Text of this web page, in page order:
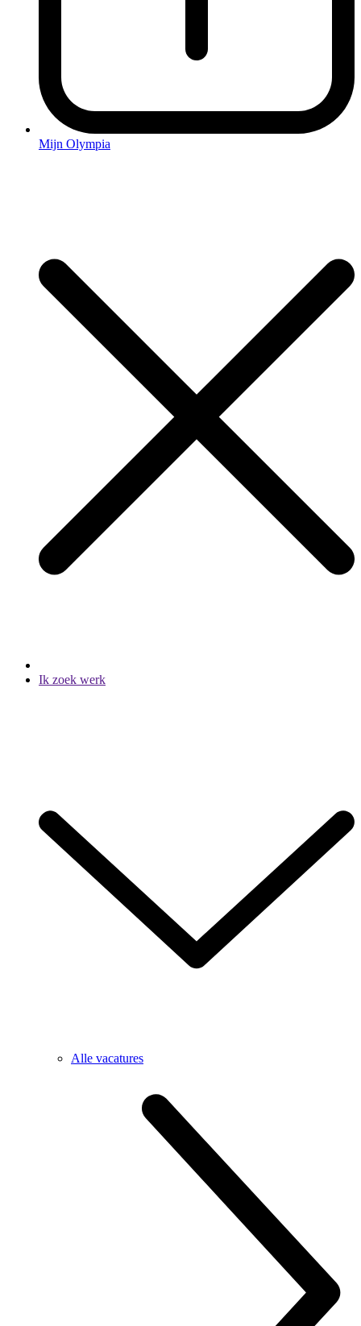
Mijn Olympia
Ik zoek werk
Alle vacatures